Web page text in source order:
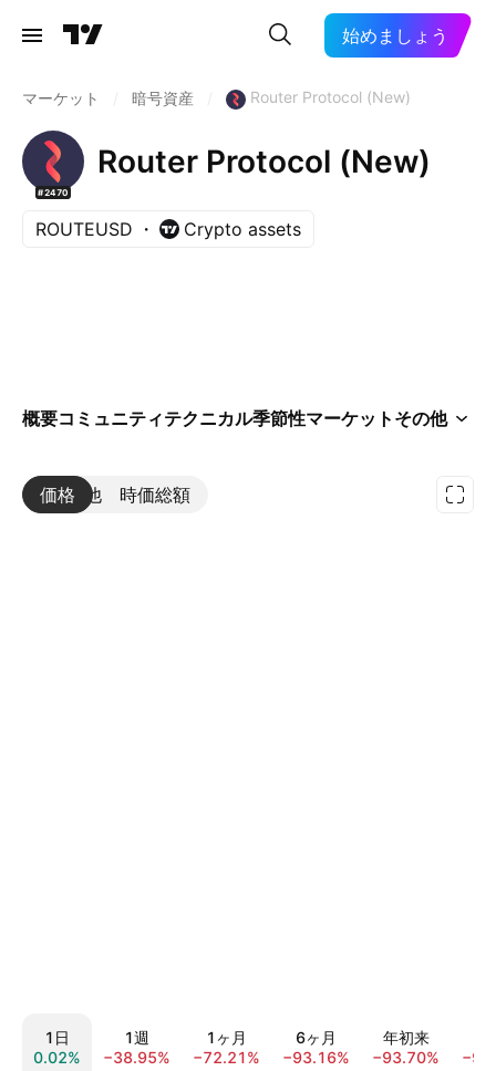
始めましょう
マーケット 暗号資産 Router Protocol (New)
#2470
Router Protocol (New)
ROUTEUSD Crypto assets
概要コミュニティテクニカル季節性マーケット その他
価格 時価総額
その他
1日
0.02%
1週
−38.95%
1ヶ月
−72.21%
6ヶ月
−93.16%
年初来
−93.70%